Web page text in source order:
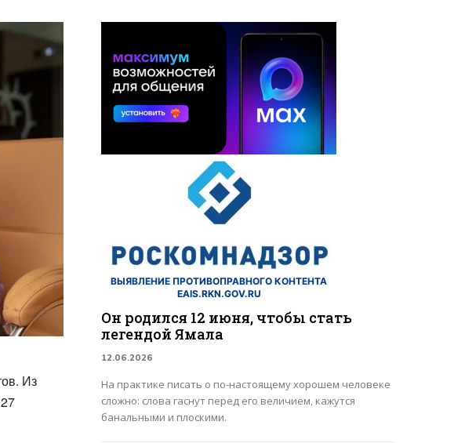
Из
ВЫЯВЛЕНИЕ ПРОТИВОПРАВНОГО КОНТЕНТА
EAIS.RKN.GOV.RU
Он родился 12 июня, чтобы стать
легендой Ямала
12.06.2026
На практике писать о по-настоящему хорошем человеке
сложно: слова гаснут перед его величием, кажутся
банальными и плоскими.